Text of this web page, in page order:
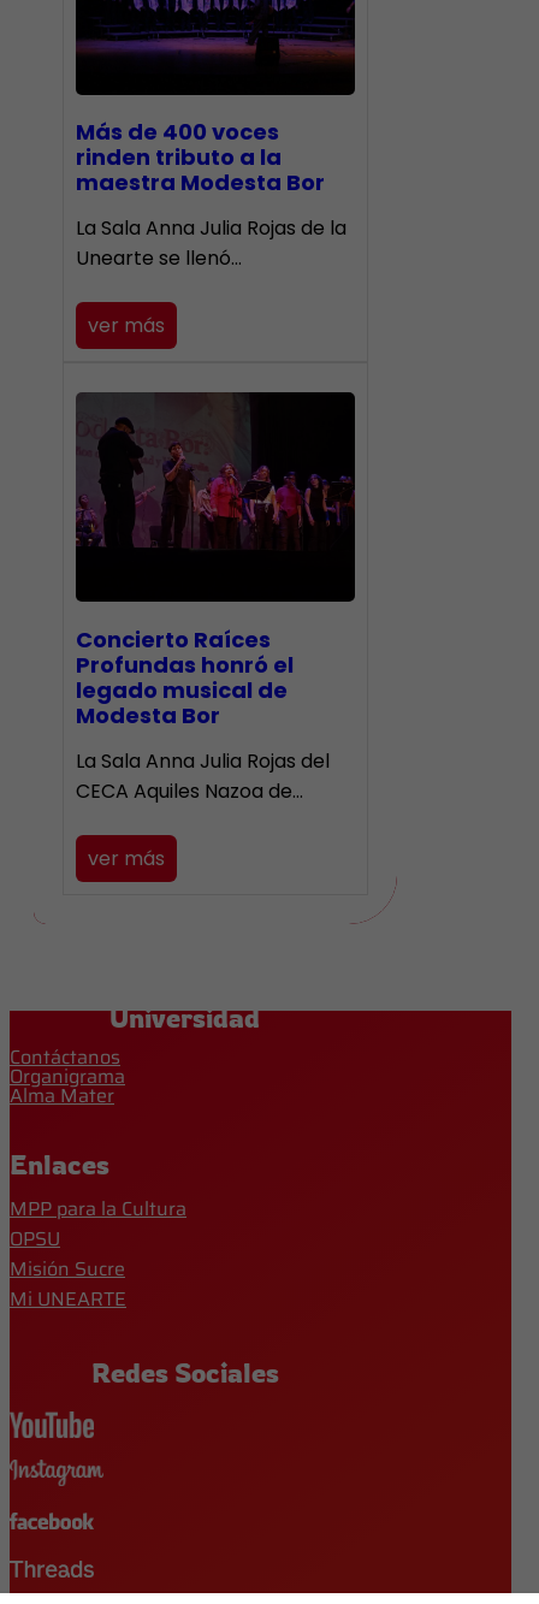
Más de 400 voces
rinden tributo a la
maestra Modesta Bor
​La Sala Anna Julia Rojas de la
Unearte se llenó…
ver más
​Concierto Raíces
Profundas honró el
legado musical de
Modesta Bor
La Sala Anna Julia Rojas del
CECA Aquiles Nazoa de…
ver más
Universidad
Contáctanos
Organigrama
Alma Mater
Enlaces
MPP para la Cultura
OPSU
Misión Sucre
Mi UNEARTE
Redes Sociales